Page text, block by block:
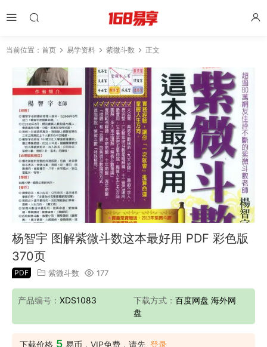
当前位置： 首页 易学资料 紫微斗数 正文
杨智宇 图解紫微斗数这本最好用 PDF 彩色版
370页
PDF 紫微斗数 177
产品编号： XDS1083 下载方式： 百度网盘 海外网
盘
下载价格 5 易币，VIP免费，请先 登录